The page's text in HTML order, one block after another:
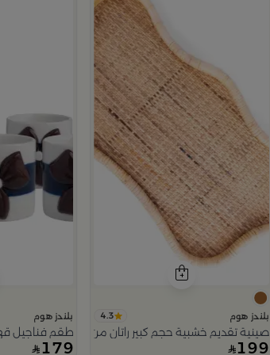
بلندز هوم 4.3
صينية تقديم خشبية حجم كبير راتان من اورورا
199
بلندز هوم
طقم فناجيل قهوة 6 قطع متعدد الألوان
179